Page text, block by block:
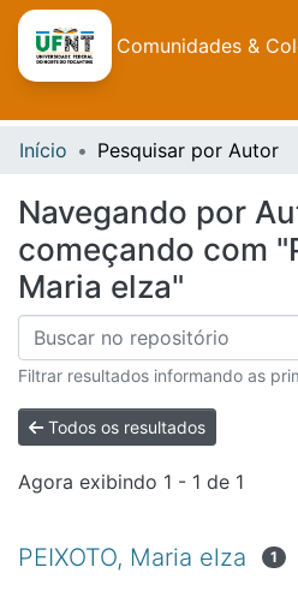
Comunidades &
Início
Pesquisar por Autor
Navegando por
começando com
Maria elza"
Filtrar resultados informando as
Todos os resultados
Agora exibindo 1 - 1 de 1
PEIXOTO, Maria elza 1